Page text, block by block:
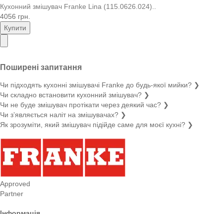
Кухонний змішувач Franke Lina (115.0626.024)..
4056 грн.
Купити
Поширені запитання
Чи підходять кухонні змішувачі Franke до будь-якої мийки? ❯
Чи складно встановити кухонний змішувач? ❯
Чи не буде змішувач протікати через деякий час? ❯
Чи з’являється наліт на змішувачах? ❯
Як зрозуміти, який змішувач підійде саме для моєї кухні? ❯
Approved
Partner